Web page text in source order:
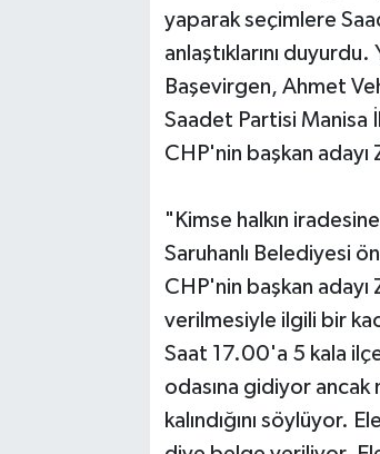
yaparak seçimlere
anlaştıklarını
Başevirgen, Ahmet
Saadet Partisi Manisa
CHP'nin başkan adayı
"Kimse halkın
Saruhanlı Belediyesi
CHP'nin başkan
verilmesiyle ilgili bir
Saat 17.00'a 5 kala
odasına gidiyor
kalındığını söylüyor.